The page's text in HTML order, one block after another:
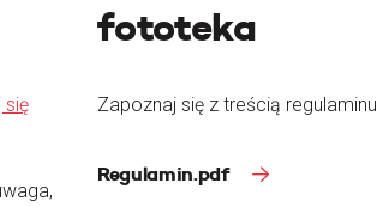
się
fototeka
Zapoznaj się z treścią regulaminu
Regulamin.pdf